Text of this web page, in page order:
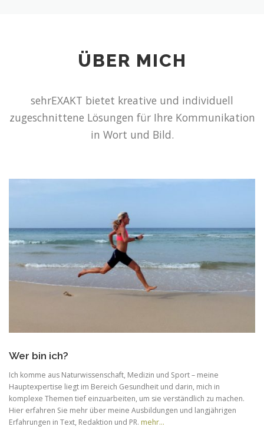
ÜBER MICH
sehrEXAKT bietet kreative und individuell
zugeschnittene Lösungen für Ihre Kommunikation
in Wort und Bild.
Wer bin ich?
Ich komme aus Naturwissenschaft, Medizin und Sport – meine
Hauptexpertise liegt im Bereich Gesundheit und darin, mich in
komplexe Themen tief einzuarbeiten, um sie verständlich zu machen.
Hier erfahren Sie mehr über meine Ausbildungen und langjährigen
Erfahrungen in Text, Redaktion und PR. mehr…